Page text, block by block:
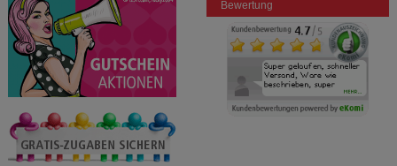
Bewertung